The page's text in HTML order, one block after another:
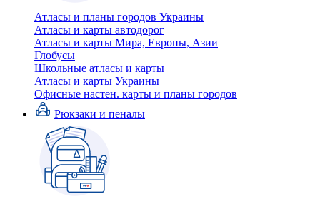
Атласы и планы городов Украины
Атласы и карты автодорог
Атласы и карты Мира, Европы, Азии
Глобусы
Школьные атласы и карты
Атласы и карты Украины
Офисные настен. карты и планы городов
Рюкзаки и пеналы